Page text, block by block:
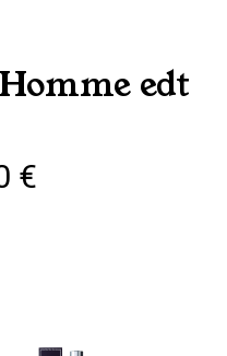
edt
€